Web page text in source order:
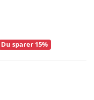
Du sparer 15%